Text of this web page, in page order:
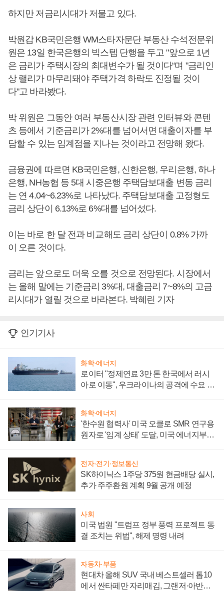
하지만 저금리시대가 저물고 있다.
박원갑 KB국민은행 WM스타자문단 부동산 수석전문위
원은 13일 한국은행의 빅스텝 단행을 두고 "앞으로 1년
은 금리가 주택시장의 최대변수가 될 것이다“며 "금리인
상 랠리가 마무리돼야 주택가격 하락도 진정될 것이
다"고 바라봤다.
박 위원은 그동안 여러 부동산시장 관련 인터뷰와 콘텐
츠 등에서 기준금리가 2%대를 넘어서면 대출이자를 부
담할 수 있는 임계점을 지나는 것이라고 전망해 왔다.
금융권에 따르면 KB국민은행, 신한은행, 우리은행, 하나
은행, NH농협 등 5대 시중은행 주택담보대출 변동 금리
는 연 4.04~6.23%로 나타났다. 주택담보대출 고정형도
금리 상단이 6.13%로 6%대를 넘어섰다.
이는 바로 한 달 전과 비교해도 금리 상단이 0.8% 가까
이 오른 것이다.
금리는 앞으로도 더욱 오를 것으로 전망된다. 시장에서
는 올해 말에는 기준금리 3%대, 대출금리 7~8%의 고금
리시대가 열릴 것으로 바라본다. 박혜린 기자
인기기사
화학·에너지
로이터 "정제연료 3만 톤 한국에서 러시
아로 이동", 우크라이나의 공격에 수요 늘
화학·에너지
'한수원 협력사' 미국 오클로 SMR 연구용
원자로 '임계 상태' 도달, 미국 에너지부
전자·전기·정보통신
SK하이닉스 1주당 375원 현금배당 실시,
추가 주주환원 계획 9월 공개 예정
사회
미국 법원 "트럼프 정부 풍력 프로젝트 동
결 조치는 위법", 해제 명령 내려
자동차·부품
현대차 올해 SUV 국내 베스트셀러 톱10
에서 싼타페만 자리매김, 그랜저·아반떼